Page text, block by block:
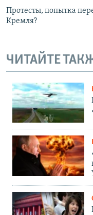
Протесты, попытка
Кремля?
ЧИТАЙТЕ